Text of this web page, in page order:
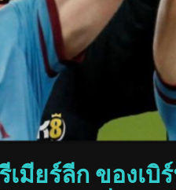
มียร์ลีก ของเ